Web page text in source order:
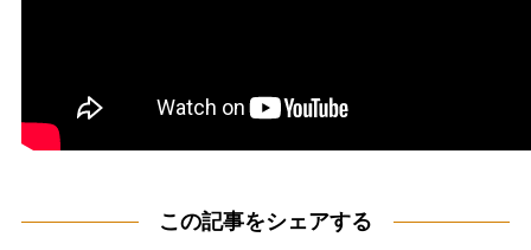
この記事をシェアする